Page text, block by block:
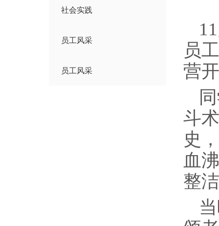
社会实践
员工风采
员工风采
员
营
斗
史
血
整